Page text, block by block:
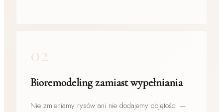
02
Bioremodeling zamiast wypełniania
Nie zmieniamy rysów ani nie dodajemy objętości —